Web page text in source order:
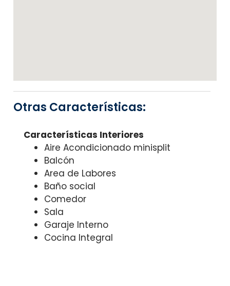
Otras Características:
Características Interiores
Aire Acondicionado minisplit
Balcón
Area de Labores
Baño social
Comedor
Sala
Garaje Interno
Cocina Integral